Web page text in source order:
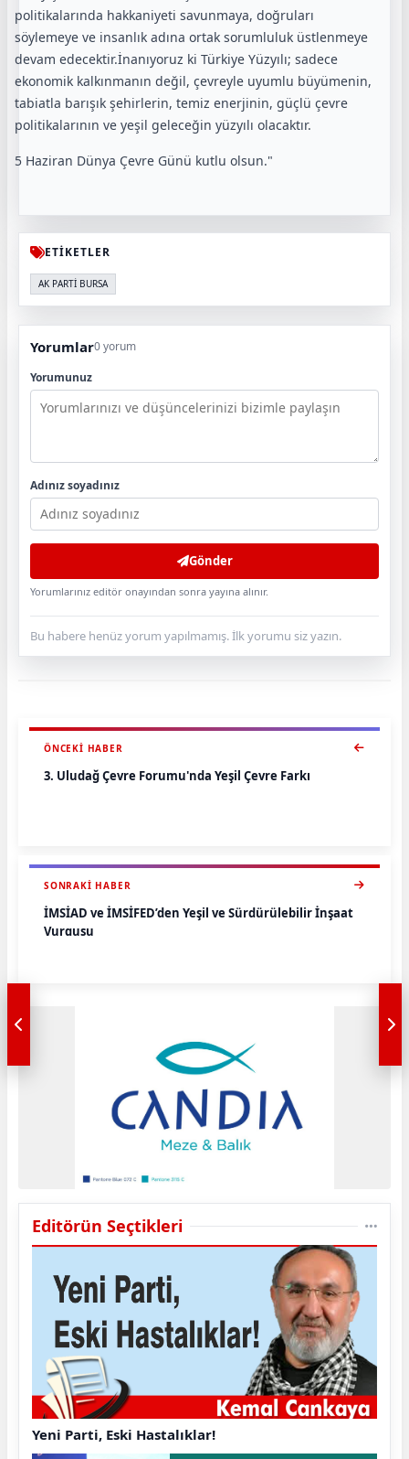
politikalarında hakkaniyeti savunmaya, doğruları
söylemeye ve insanlık adına ortak sorumluluk üstlenmeye
devam edecektir.İnanıyoruz ki Türkiye Yüzyılı; sadece
ekonomik kalkınmanın değil, çevreyle uyumlu büyümenin,
tabiatla barışık şehirlerin, temiz enerjinin, güçlü çevre
politikalarının ve yeşil geleceğin yüzyılı olacaktır.
5 Haziran Dünya Çevre Günü kutlu olsun."
ETİKETLER
AK PARTİ BURSA
Yorumlar0 yorum
Yorumunuz
Adınız soyadınız
Gönder
Yorumlarınız editör onayından sonra yayına alınır.
Bu habere henüz yorum yapılmamış. İlk yorumu siz yazın.
ÖNCEKI HABER
3. Uludağ Çevre Forumu'nda Yeşil Çevre Farkı
SONRAKI HABER
İMSİAD ve İMSİFED’den Yeşil ve Sürdürülebilir İnşaat
Vurgusu
Editörün Seçtikleri
Yeni Parti, Eski Hastalıklar!